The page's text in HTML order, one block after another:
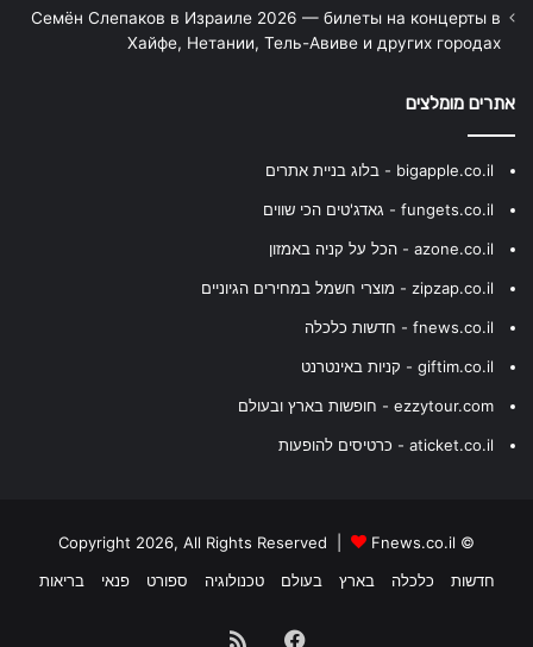
Семён Слепаков в Израиле 2026 — билеты на концерты в
Хайфе, Нетании, Тель-Авиве и других городах
אתרים מומלצים
bigapple.co.il - בלוג בניית אתרים
fungets.co.il - גאדג'טים הכי שווים
azone.co.il - הכל על קניה באמזון
zipzap.co.il - מוצרי חשמל במחירים הגיוניים
fnews.co.il - חדשות כלכלה
giftim.co.il - קניות באינטרנט
ezzytour.com - חופשות בארץ ובעולם
aticket.co.il - כרטיסים להופעות
© Copyright 2026, All Rights Reserved |
Fnews.co.il
חדשות
כלכלה בארץ בעולם טכנולוגיה ספורט פנאי בריאות
Facebook